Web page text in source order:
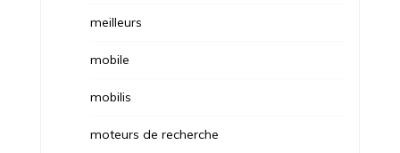
meilleurs
mobile
mobilis
moteurs de recherche